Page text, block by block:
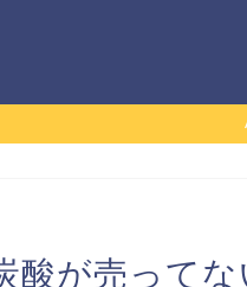
酸が売って